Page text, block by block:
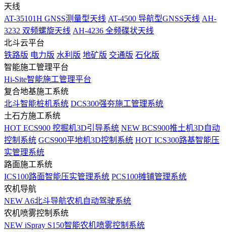
天线
AT-35101H GNSS测量型天线 AT-4500 导航型GNSS天线 AH-
3232 双频螺旋天线 AH-4236 全频碟状天线
北斗云平台
铁路版 电力版 水利版 地矿版 交通版 石化版
智能施工管理平台
Hi-Site智能施工管理平台
复合地基施工系统
北斗智能桩机系统 DCS300强夯施工管理系统
土石方施工系统
HOT ECS900 挖掘机3D引导系统 NEW BCS900推土机3D自动
控制系统 GCS900平地机3D控制系统 HOT ICS300路基智能压
实管理系统
路面施工系统
ICS100路面智能压实管理系统 PCS100摊铺管理系统
农机导航
NEW A6北斗导航农机自动驾驶系统
农机喷雾控制系统
NEW iSpray S150智能农机喷雾控制系统